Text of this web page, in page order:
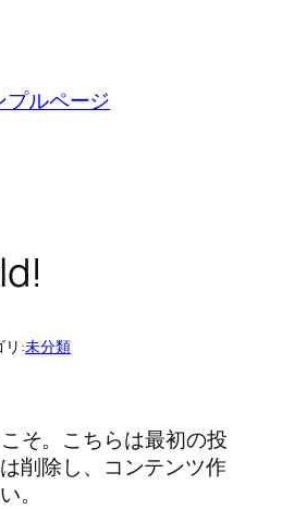
プルページ
リ:未分類
そ。こちらは最初の投
削除し、コンテンツ作
。